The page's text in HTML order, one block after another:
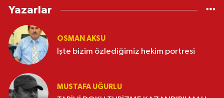
Yazarlar
OSMAN AKSU
İşte bizim özlediğimiz hekim portresi
MUSTAFA UĞURLU